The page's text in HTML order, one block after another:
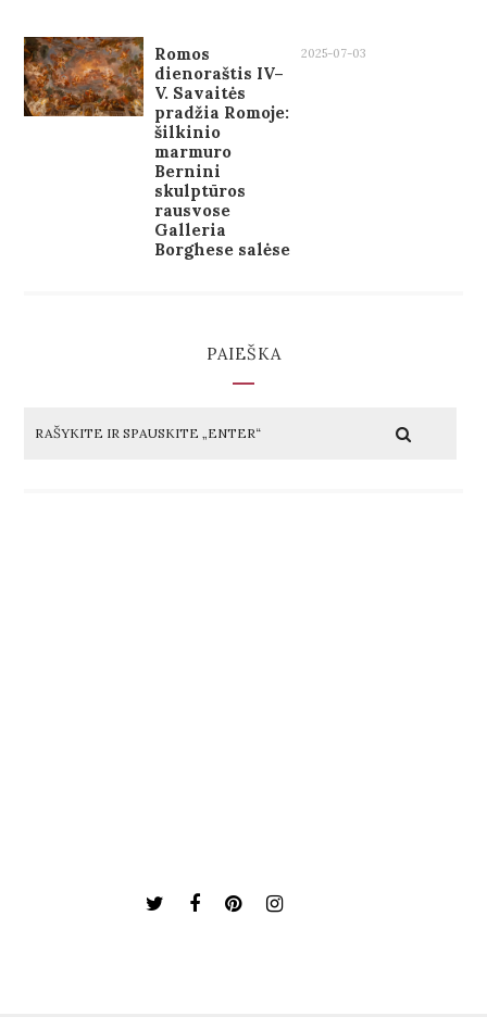
Romos
dienoraštis IV–
V. Savaitės
pradžia Romoje:
šilkinio
marmuro
Bernini
skulptūros
rausvose
Galleria
Borghese salėse
2025-07-03
PAIEŠKA